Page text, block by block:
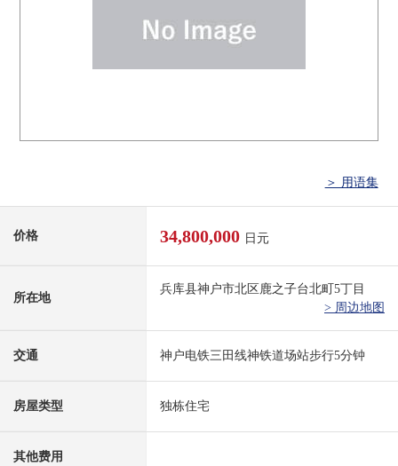
＞ 用语集
价格 34,800,000 日元
所在地
兵库县神户市北区鹿之子台北町5丁目
> 周边地图
交通 神户电铁三田线神铁道场站步行5分钟
房屋类型 独栋住宅
其他费用